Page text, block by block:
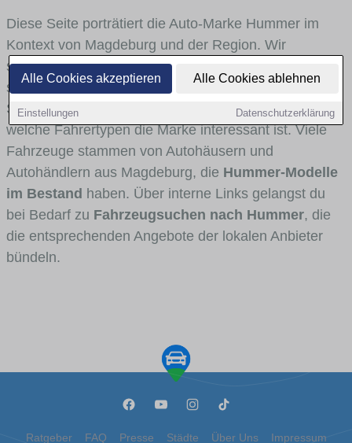
Alle Cookies akzeptieren Alle Cookies ablehnen
Einstellungen Datenschutzerklärung
Diese Seite porträtiert die Auto-Marke Hummer im
Kontext von Magdeburg und der Region. Wir
skizzieren, in welchen Fahrzeugklassen Hummer
stark vertreten ist, welche Modellreihen häufig im
Stadt- und Umlandverkehr zu sehen sind und für
welche Fahrertypen die Marke interessant ist. Viele
Fahrzeuge stammen von Autohäusern und
Autohändlern aus Magdeburg, die Hummer-Modelle
im Bestand haben. Über interne Links gelangst du
bei Bedarf zu Fahrzeugsuchen nach Hummer, die
die entsprechenden Angebote der lokalen Anbieter
bündeln.
Ratgeber FAQ Presse Städte Über Uns Impressum